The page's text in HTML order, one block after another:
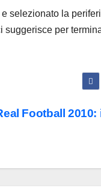
selezionato la
per
Football